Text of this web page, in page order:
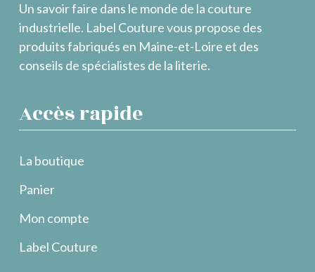
Un savoir faire dans le monde de la couture
industrielle. Label Couture vous propose des
produits fabriqués en Maine-et-Loire et des
conseils de spécialistes de la literie.
Accès rapide
La boutique
Panier
Mon compte
Label Couture